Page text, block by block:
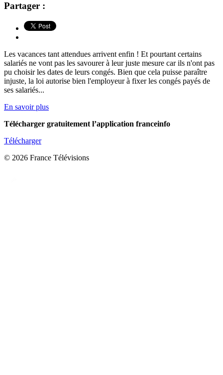
Partager :
Les vacances tant attendues arrivent enfin ! Et pourtant certains
salariés ne vont pas les savourer à leur juste mesure car ils n'ont pas
pu choisir les dates de leurs congés. Bien que cela puisse paraître
injuste, la loi autorise bien l'employeur à fixer les congés payés de
ses salariés...
En savoir plus
Télécharger gratuitement l’application franceinfo
Télécharger
© 2026 France Télévisions